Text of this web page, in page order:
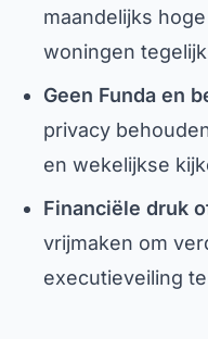
maandelijks
woningen
Geen Funda en
privacy
en wekelijkse
Financiële druk
vrijmaken om
executieveiling